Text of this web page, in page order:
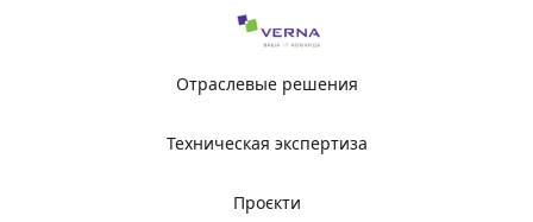
Отраслевые решения
Техническая экспертиза
Проєкти